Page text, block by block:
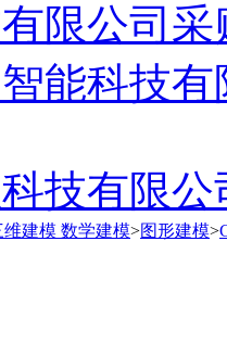
限公司采
能科技
科技有限
维建模 数学建模>图形建模>